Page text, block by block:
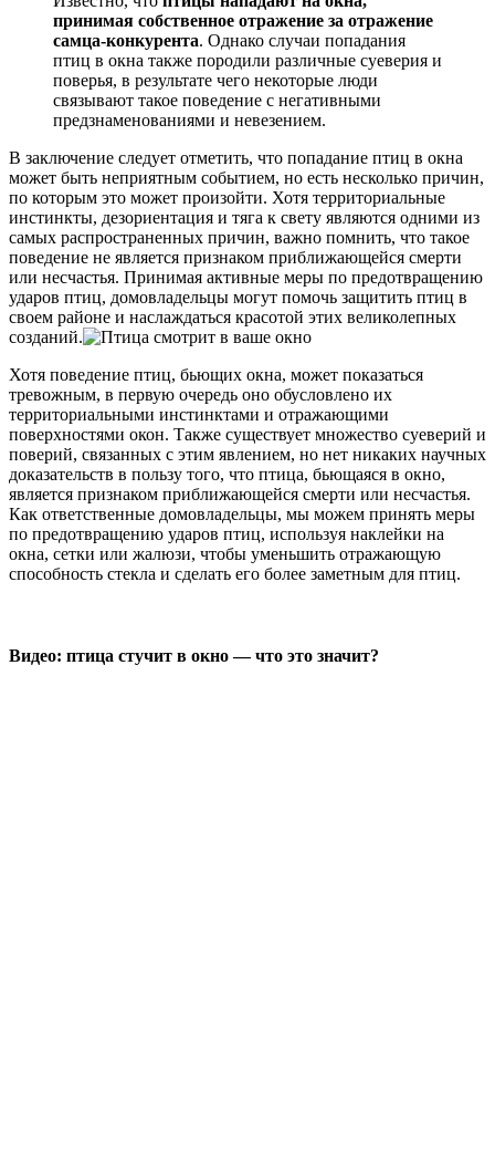
принимая собственное отражение за отражение
самца-конкурента. Однако случаи попадания
птиц в окна также породили различные суеверия и
поверья, в результате чего некоторые люди
связывают такое поведение с негативными
предзнаменованиями и невезением.
В заключение следует отметить, что попадание птиц в окна
может быть неприятным событием, но есть несколько причин,
по которым это может произойти. Хотя территориальные
инстинкты, дезориентация и тяга к свету являются одними из
самых распространенных причин, важно помнить, что такое
поведение не является признаком приближающейся смерти
или несчастья. Принимая активные меры по предотвращению
ударов птиц, домовладельцы могут помочь защитить птиц в
своем районе и наслаждаться красотой этих великолепных
созданий.
Хотя поведение птиц, бьющих окна, может показаться
тревожным, в первую очередь оно обусловлено их
территориальными инстинктами и отражающими
поверхностями окон. Также существует множество суеверий и
поверий, связанных с этим явлением, но нет никаких научных
доказательств в пользу того, что птица, бьющаяся в окно,
является признаком приближающейся смерти или несчастья.
Как ответственные домовладельцы, мы можем принять меры
по предотвращению ударов птиц, используя наклейки на
окна, сетки или жалюзи, чтобы уменьшить отражающую
способность стекла и сделать его более заметным для птиц.
Видео: птица стучит в окно — что это значит?